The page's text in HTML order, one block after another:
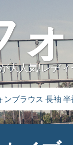
大人気!レデ
ンブラウス 長袖 半